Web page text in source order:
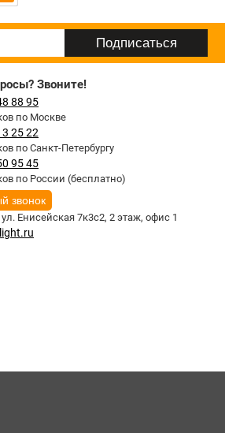
Звоните!
88 95
по Москве
25 22
по Санкт-Петербургу
95 45
по России (бесплатно)
звонок
ул. Енисейская 7к3с2, 2 этаж, офис 1